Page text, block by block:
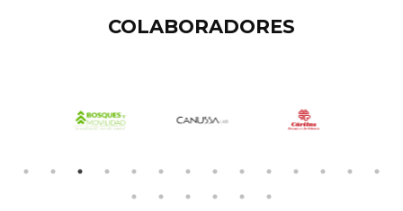
COLABORADORES